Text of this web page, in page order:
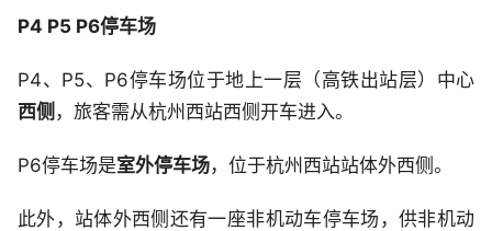
P4 P5 P6停车场
P4、P5、P6停车场位于地上一层（高铁出站层）中心
西侧 ，旅客需从杭州西站西侧开车进入。
P6停车场是室外停车场，位于杭州西站站体外西侧。
此外，站体外西侧还有一座非机动车停车场，供非机动